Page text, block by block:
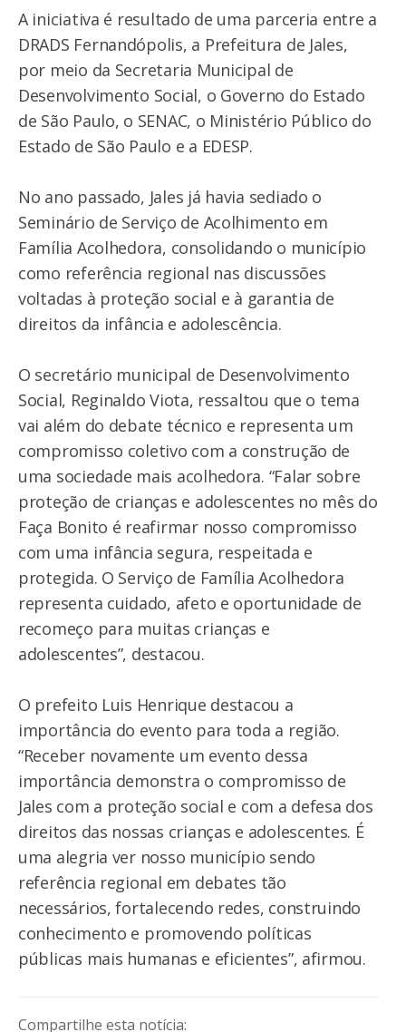
A iniciativa é resultado de uma parceria entre a
DRADS Fernandópolis, a Prefeitura de Jales,
por meio da Secretaria Municipal de
Desenvolvimento Social, o Governo do Estado
de São Paulo, o SENAC, o Ministério Público do
Estado de São Paulo e a EDESP.
No ano passado, Jales já havia sediado o
Seminário de Serviço de Acolhimento em
Família Acolhedora, consolidando o município
como referência regional nas discussões
voltadas à proteção social e à garantia de
direitos da infância e adolescência.
O secretário municipal de Desenvolvimento
Social, Reginaldo Viota, ressaltou que o tema
vai além do debate técnico e representa um
compromisso coletivo com a construção de
uma sociedade mais acolhedora. “Falar sobre
proteção de crianças e adolescentes no mês do
Faça Bonito é reafirmar nosso compromisso
com uma infância segura, respeitada e
protegida. O Serviço de Família Acolhedora
representa cuidado, afeto e oportunidade de
recomeço para muitas crianças e
adolescentes”, destacou.
O prefeito Luis Henrique destacou a
importância do evento para toda a região.
“Receber novamente um evento dessa
importância demonstra o compromisso de
Jales com a proteção social e com a defesa dos
direitos das nossas crianças e adolescentes. É
uma alegria ver nosso município sendo
referência regional em debates tão
necessários, fortalecendo redes, construindo
conhecimento e promovendo políticas
públicas mais humanas e eficientes”, afirmou.
Compartilhe esta notícia: